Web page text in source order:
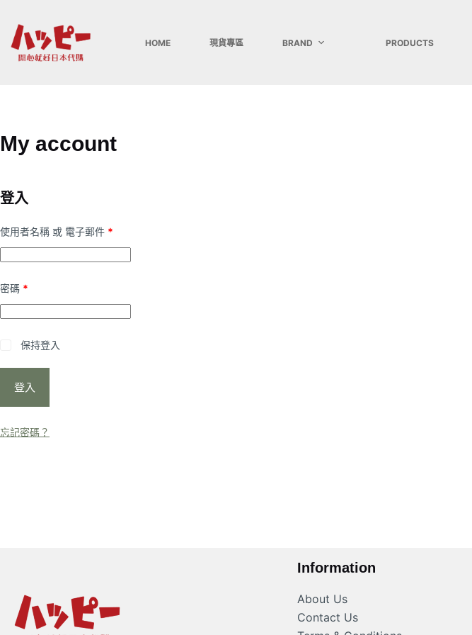
HOME 現貨專區 BRAND PRODUCTS
My account
登入
使用者名稱 或 電子郵件 *
填
密碼 *
填
保持登入
登入
忘記密碼？
Information
About Us
Contact Us